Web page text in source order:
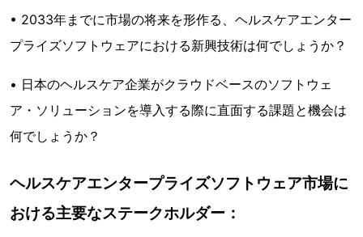
• 2033年までに市場の将来を形作る、ヘルスケアエンター
プライズソフトウェアにおける新興技術は何でしょうか？
• 日本のヘルスケア企業がクラウドベースのソフトウェ
ア・ソリューションを導入する際に直面する課題と機会は
何でしょうか？
ヘルスケアエンタープライズソフトウェア市場に
おける主要なステークホルダー：